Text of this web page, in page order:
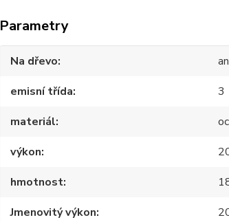
Parametry
Na dřevo
emisní třída
3
materiál
výkon
hmotnost
Jmenovitý výkon